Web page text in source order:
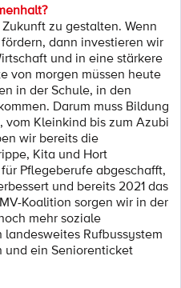
zu gestalten. Wenn
dann investieren wir
und in eine stärkere
von morgen müssen heute
in der Schule, in den
Darum muss Bildung
Kleinkind bis zum Azubi
wir bereits die
Kita und Hort
Pflegeberufe abgeschafft,
und bereits 2021 das
Koalition sorgen wir in der
mehr soziale
Rufbussystem
und ein Seniorenticket